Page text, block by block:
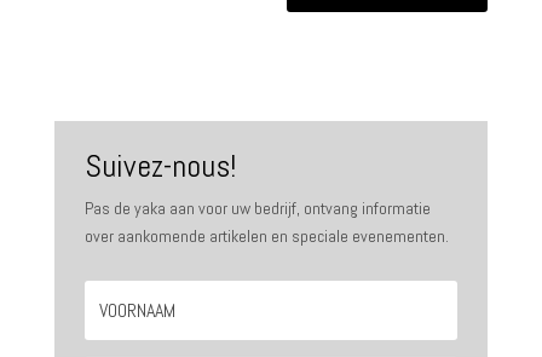
Suivez-nous!
Pas de yaka aan voor uw bedrijf, ontvang informatie
over aankomende artikelen en speciale evenementen.